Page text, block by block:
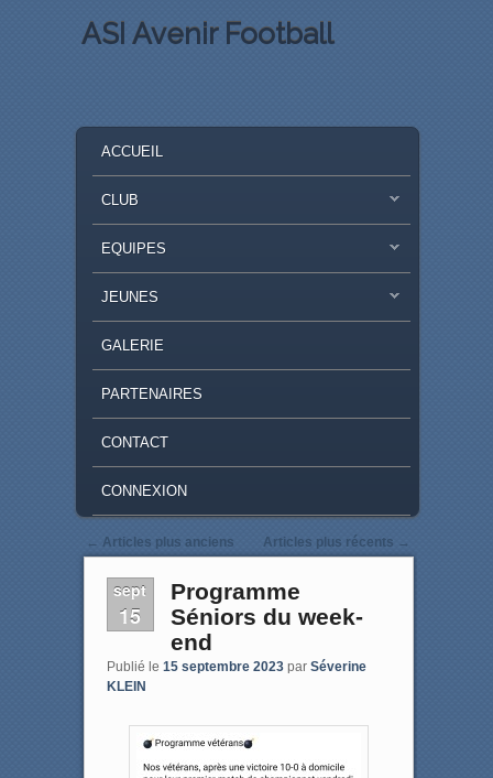
ASI Avenir Football
MASQUER LA NAVIGATION PRINCIPALE
MASQUER LA NAVIGATION SECONDAIRE
ACCUEIL
CLUB
EQUIPES
JEUNES
GALERIE
PARTENAIRES
CONTACT
CONNEXION
Post navigation
← Articles plus anciens Articles plus récents →
sept
15
Programme
Séniors du week-
end
Publié le 15 septembre 2023 par Séverine
KLEIN